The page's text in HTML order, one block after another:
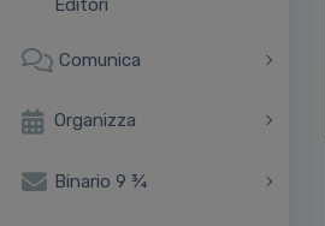
Comunica
Organizza
Binario 9 ¾